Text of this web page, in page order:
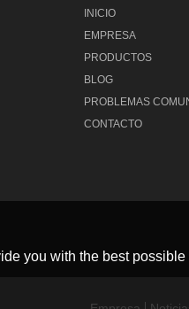
INICIO
EMPRESA
PRODUCTOS
BLOG
PROBLEMAS
CONTACTO
you with the best